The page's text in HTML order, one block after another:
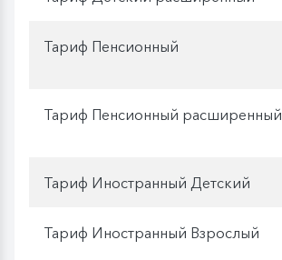
Тариф Пенсионный
Тариф Пенсионный расширенный
Тариф Иностранный Детский
Тариф Иностранный Взрослый